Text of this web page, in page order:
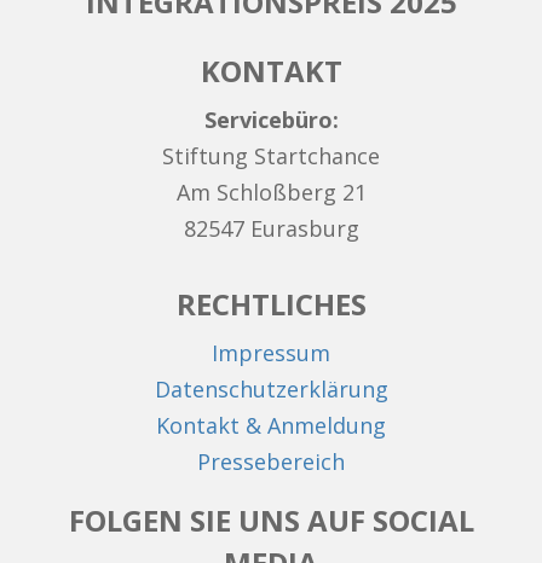
KONTAKT
Servicebüro:
Stiftung Startchance
Am Schloßberg 21
82547 Eurasburg
RECHTLICHES
Impressum
Datenschutzerklärung
Kontakt & Anmeldung
Pressebereich
FOLGEN SIE UNS AUF SOCIAL